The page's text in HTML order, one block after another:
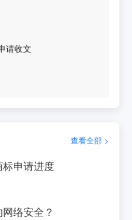
请收文
查看全部 >
申请进度
络安全？